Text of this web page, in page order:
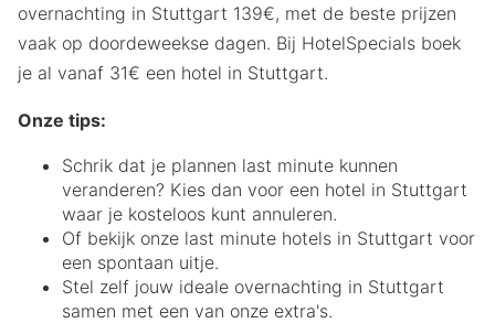
overnachting in Stuttgart 139€, met de beste prijzen
vaak op doordeweekse dagen. Bij HotelSpecials boek
je al vanaf 31€ een hotel in Stuttgart.
Onze tips:
Schrik dat je plannen last minute kunnen
veranderen? Kies dan voor een hotel in Stuttgart
waar je kosteloos kunt annuleren.
Of bekijk onze last minute hotels in Stuttgart voor
een spontaan uitje.
Stel zelf jouw ideale overnachting in Stuttgart
samen met een van onze extra's.